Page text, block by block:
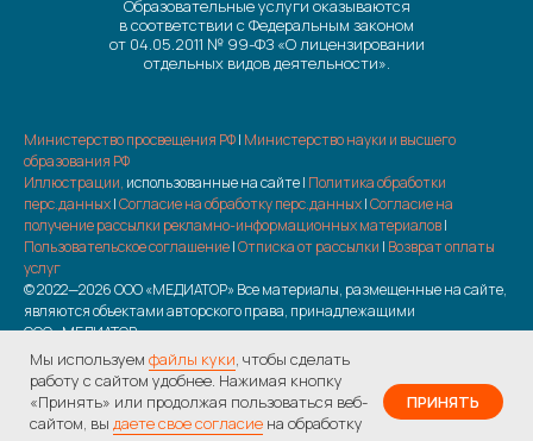
на все курсы по
промокоду Лето Получить скидку
Образовательные услуги оказываются
в соответствии с Федеральным законом
от 04.05.2011 № 99-ФЗ «О лицензировании
отдельных видов деятельности».
Министерство просвещения РФ| Министерство науки и высшего
образования РФ
Иллюстрации, использованные на сайте | Политика обработки
перс.данных|Согласие на обработку перс.данных|Согласие на
получение рассылки рекламно-информационных материалов|
Пользовательское соглашение|Отписка от рассылки | Возврат оплаты
услуг
© 2022—2026 ООО «МЕДИАТОР» Все материалы, размещенные на сайте,
являются объектами авторского права, принадлежащими
ООО «МЕДИАТОР»
Мы используем файлы куки, чтобы сделать
работу с сайтом удобнее. Нажимая кнопку
«Принять» или продолжая пользоваться веб-
сайтом, вы даете свое согласие на обработку
ПРИНЯТЬ